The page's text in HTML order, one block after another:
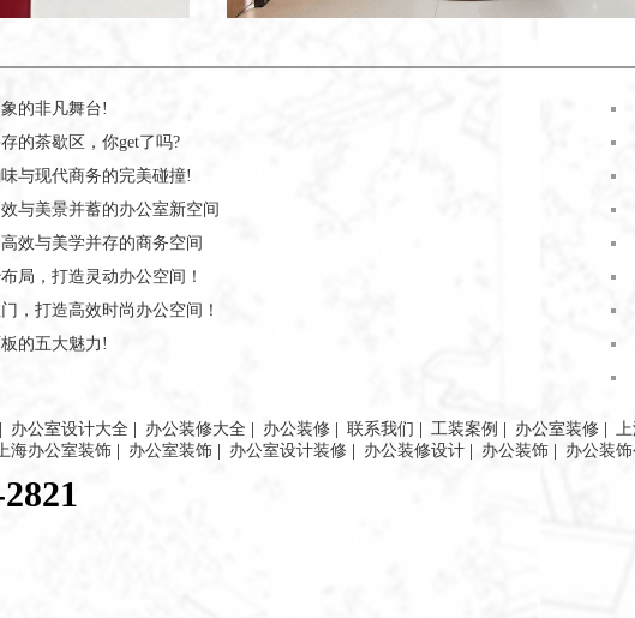
的非凡舞台!
的茶歇区，你get了吗?
与现代商务的完美碰撞!
与美景并蓄的办公室新空间
效与美学并存的商务空间
局，打造灵动办公空间！
，打造高效时尚办公空间！
的五大魅力!
办公室设计大全 办公装修大全 办公装修 联系我们 工装案例 办公室装修
海办公室装饰 办公室装饰 办公室设计装修 办公装修设计 办公装饰 办公装饰